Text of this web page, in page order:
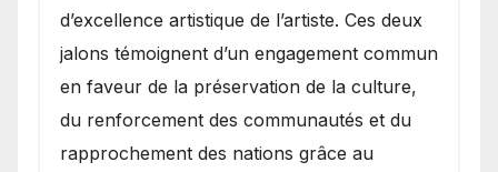
d’excellence artistique de l’artiste. Ces deux
jalons témoignent d’un engagement commun
en faveur de la préservation de la culture,
du renforcement des communautés et du
rapprochement des nations grâce au